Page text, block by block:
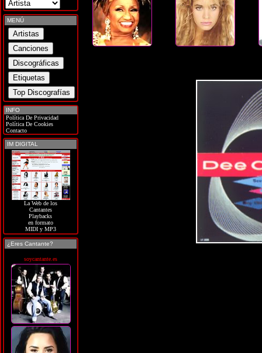
MENÚ
INFO
Política De Privacidad
Política De Cookies
Contacto
IM DIGITAL
La Web de los
Cantantes
Playbacks
en formato
MIDI y MP3
¿Eres Cantante?
soycantante.es